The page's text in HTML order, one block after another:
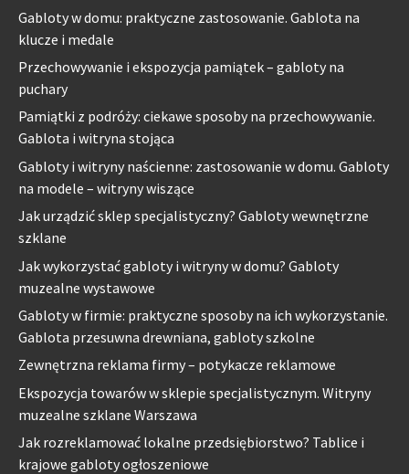
Gabloty w domu: praktyczne zastosowanie. Gablota na
klucze i medale
Przechowywanie i ekspozycja pamiątek – gabloty na
puchary
Pamiątki z podróży: ciekawe sposoby na przechowywanie.
Gablota i witryna stojąca
Gabloty i witryny naścienne: zastosowanie w domu. Gabloty
na modele – witryny wiszące
Jak urządzić sklep specjalistyczny? Gabloty wewnętrzne
szklane
Jak wykorzystać gabloty i witryny w domu? Gabloty
muzealne wystawowe
Gabloty w firmie: praktyczne sposoby na ich wykorzystanie.
Gablota przesuwna drewniana, gabloty szkolne
Zewnętrzna reklama firmy – potykacze reklamowe
Ekspozycja towarów w sklepie specjalistycznym. Witryny
muzealne szklane Warszawa
Jak rozreklamować lokalne przedsiębiorstwo? Tablice i
krajowe gabloty ogłoszeniowe